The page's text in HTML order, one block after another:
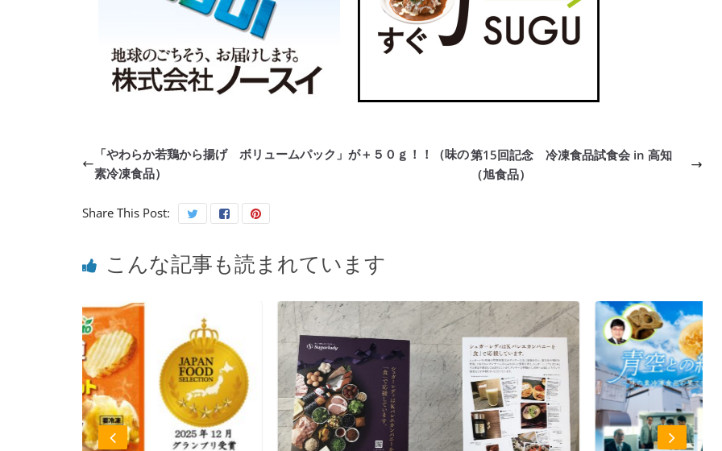
「やわらか若鶏から揚げ ボリュームパック」が＋５０ｇ！！（味の
素冷凍食品）
第15回記念 冷凍食品試食会 in 高知
（旭食品）
Share This Post:
こんな記事も読まれています